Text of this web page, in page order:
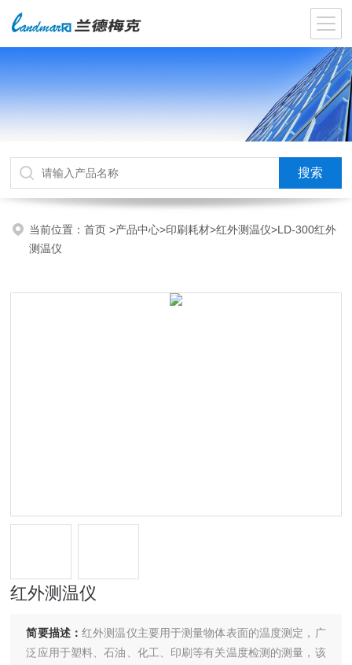
当前位置：首页>产品中心>印刷耗材>红外测温仪>LD-300红外
测温仪
红外测温仪
简要描述：红外测温仪主要用于测量物体表面的温度测定，广
泛应用于塑料、石油、化工、印刷等有关温度检测的测量，该